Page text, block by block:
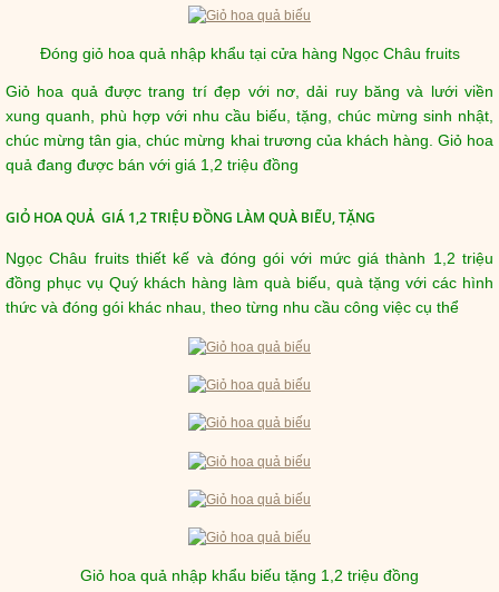
Đóng giỏ hoa quả nhập khẩu tại cửa hàng Ngọc Châu fruits
Giỏ hoa quả được trang trí đẹp với nơ, dải ruy băng và lưới viền
xung quanh, phù hợp với nhu cầu biếu, tặng, chúc mừng sinh nhật,
chúc mừng tân gia, chúc mừng khai trương của khách hàng. Giỏ hoa
quả đang được bán với giá 1,2 triệu đồng
GIỎ HOA QUẢ GIÁ 1,2 TRIỆU ĐỒNG LÀM QUÀ BIẾU, TẶNG
Ngọc Châu fruits thiết kế và đóng gói với mức giá thành 1,2 triệu
đồng phục vụ Quý khách hàng làm quà biếu, quà tặng với các hình
thức và đóng gói khác nhau, theo từng nhu cầu công việc cụ thể
Giỏ hoa quả nhập khẩu biếu tặng 1,2 triệu đồng